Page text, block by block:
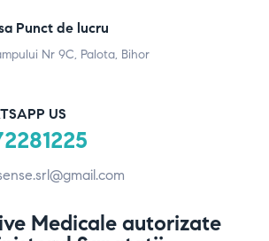
Punct de lucru
Nr 9C, Palota, Bihor
US
Medicale autorizate